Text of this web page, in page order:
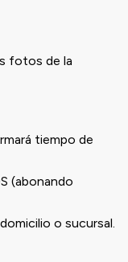
fotos de la
tiempo de
(abonando
o sucursal.